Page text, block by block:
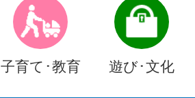
子育て･教育 遊び･文化